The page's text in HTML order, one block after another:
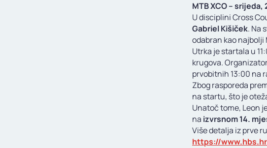
MTB XCO – srijeda,
U disciplini Cross
Gabriel Kišiček. Na
odabran kao najbolji
Utrka je startala u
krugova.
prvobitnih 13:00 na
Zbog rasporeda
na startu, što je
Unatoč tome, Leon
na izvrsnom 14.
Više detalja iz prve
https://